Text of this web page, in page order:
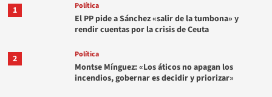
1 Política
El PP pide a Sánchez «salir de la tumbona» y
rendir cuentas por la crisis de Ceuta
2 Política
Montse Mínguez: «Los áticos no apagan los
incendios, gobernar es decidir y priorizar»